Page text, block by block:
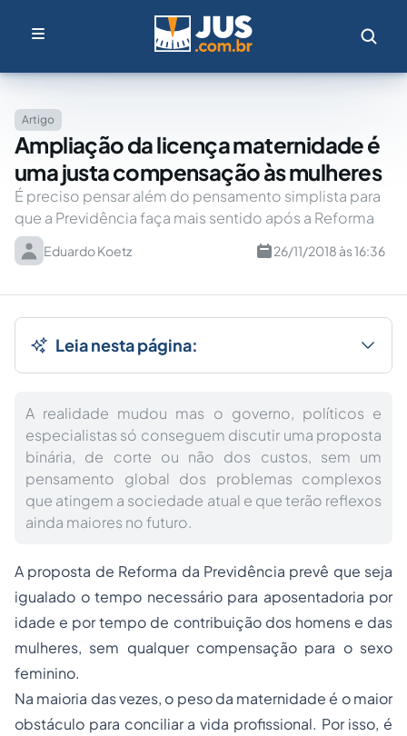
Artigo
Ampliação da licença maternidade é
uma justa compensação às mulheres
É preciso pensar além do pensamento simplista para
que a Previdência faça mais sentido após a Reforma
Eduardo Koetz 26/11/2018 às 16:36
Leia nesta página:
A realidade mudou mas o governo, políticos e
especialistas só conseguem discutir uma proposta
binária, de corte ou não dos custos, sem um
pensamento global dos problemas complexos
que atingem a sociedade atual e que terão reflexos
ainda maiores no futuro.
A proposta de Reforma da Previdência prevê que seja
igualado o tempo necessário para aposentadoria por
idade e por tempo de contribuição dos homens e das
mulheres, sem qualquer compensação para o sexo
feminino.
Na maioria das vezes, o peso da maternidade é o maior
obstáculo para conciliar a vida profissional. Por isso, é